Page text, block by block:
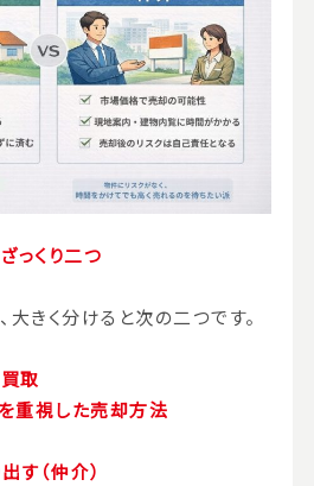
っくり二つ
きく分けると次の二つです。
取
重視した売却方法
す（仲介）